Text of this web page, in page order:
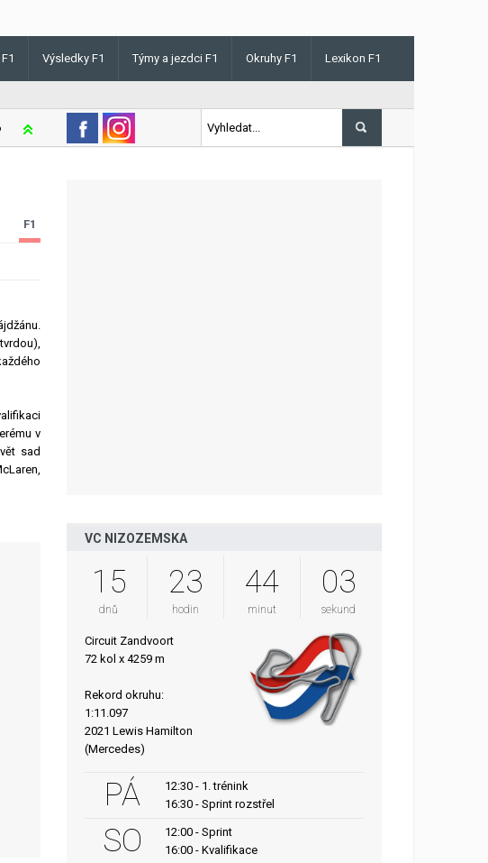
Výsledky F1 Týmy a jezdci F1 Okruhy F1 Lexikon F1
Lando Norris v Maďarsku letos poprvé vyhrál kvalifikaci
F1
v
sad
VC NIZOZEMSKA
15
dnů
23
hodin
44
minut
02
sekund
Circuit Zandvoort
72 kol x 4259 m
Rekord okruhu:
1:11.097
2021 Lewis Hamilton
(Mercedes)
PÁ
12:30 - 1. trénink
16:30 - Sprint rozstřel
SO
12:00 - Sprint
16:00 - Kvalifikace